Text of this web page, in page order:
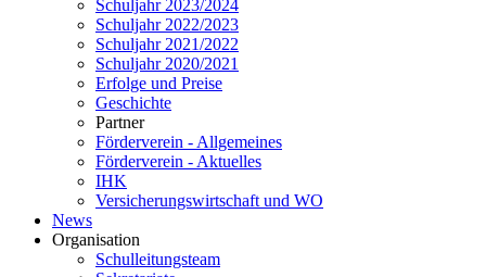
Schuljahr 2023/2024
Schuljahr 2022/2023
Schuljahr 2021/2022
Schuljahr 2020/2021
Erfolge und Preise
Geschichte
Partner
Förderverein - Allgemeines
Förderverein - Aktuelles
IHK
Versicherungswirtschaft und WO
News
Organisation
Schulleitungsteam